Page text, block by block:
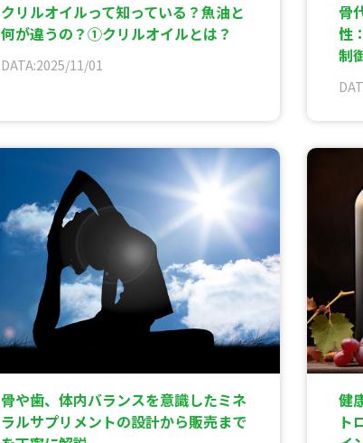
クリルオイルって知っている？魚油と
何が違うの？①クリルオイルとは？
DATA:2025/11/01
骨
性
制
骨や歯、体内バランスを意識したミネ
ラルサプリメントの設計から販売まで
健
ト